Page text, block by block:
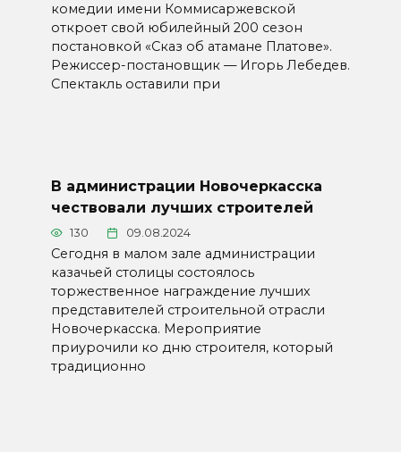
комедии имени Коммисаржевской
откроет свой юбилейный 200 сезон
постановкой «Сказ об атамане Платове».
Режиссер-постановщик — Игорь Лебедев.
Спектакль оставили при
В администрации Новочеркасска
чествовали лучших строителей
130 09.08.2024
Сегодня в малом зале администрации
казачьей столицы состоялось
торжественное награждение лучших
представителей строительной отрасли
Новочеркасска. Мероприятие
приурочили ко дню строителя, который
традиционно